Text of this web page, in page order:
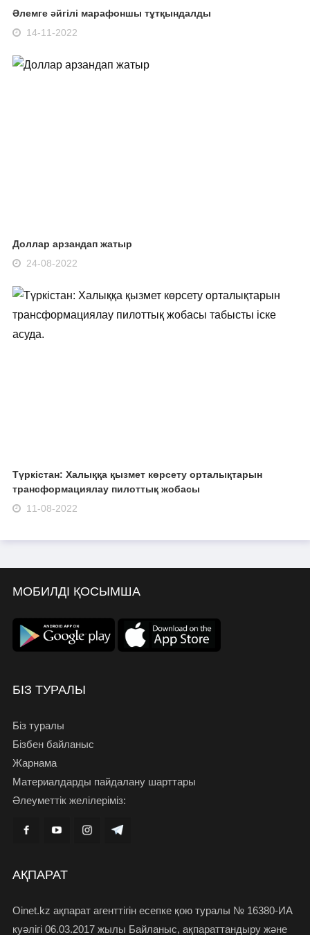
Әлемге әйгілі марафоншы тұтқындалды
14-11-2022
Доллар арзандап жатыр
24-08-2022
Түркістан: Халыққа қызмет көрсету орталықтарын
трансформациялау пилоттық жобасы
11-08-2022
МОБИЛДІ ҚОСЫМША
БІЗ ТУРАЛЫ
Біз туралы
Бізбен байланыс
Жарнама
Материалдарды пайдалану шарттары
Әлеуметтік желілеріміз:
АҚПАРАТ
Oinet.kz ақпарат агенттігін есепке қою туралы № 16380-ИА
куәлігі 06.03.2017 жылы Байланыс, ақпараттандыру және